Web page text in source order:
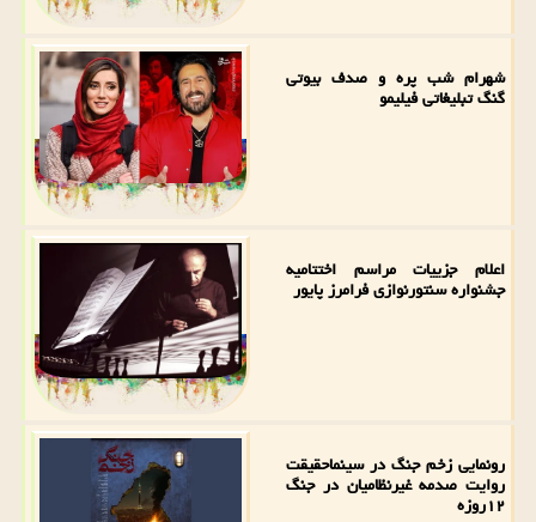
شهرام شب پره و صدف بیوتی
گنگ تبلیغاتی فیلیمو
اعلام جزییات مراسم اختتامیه
جشنواره سنتورنوازی فرامرز پایور
رونمایی زخم جنگ در سینماحقیقت
روایت صدمه غیرنظامیان در جنگ
۱۲روزه